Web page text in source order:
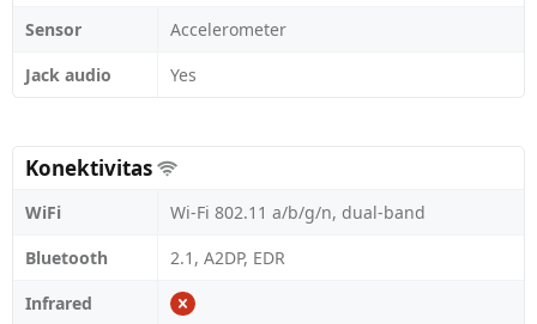
Sensor
Accelerometer
Jack audio
Yes
Konektivitas
WiFi
Wi-Fi 802.11 a/b/g/n, dual-band
Bluetooth
2.1, A2DP, EDR
Infrared